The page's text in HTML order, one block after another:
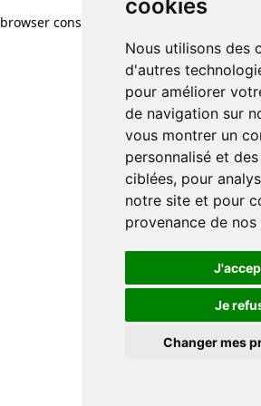
cookies
Nous utilisons des
d'autres
pour améliorer
de navigation sur
vous montrer un
personnalisé et
ciblées, pour
notre site et pour
provenance de nos
Je
Changer mes
browser console for more information)